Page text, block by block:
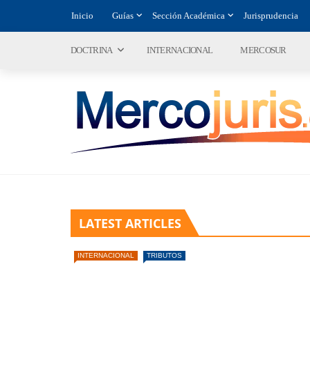
Inicio Guías Sección Académica Jurisprudencia
DOCTRINA INTERNACIONAL MERCOSUR
LATEST ARTICLES
INTERNACIONAL TRIBUTOS